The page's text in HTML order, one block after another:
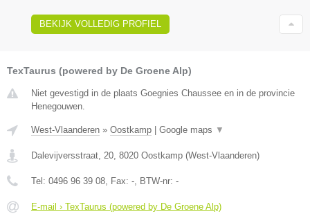
BEKIJK VOLLEDIG PROFIEL
TexTaurus (powered by De Groene Alp)
Niet gevestigd in de plaats Goegnies Chaussee en in de provincie
Henegouwen.
West-Vlaanderen » Oostkamp | Google maps ▼
Dalevijversstraat, 20 8020 Oostkamp (West-Vlaanderen)
Tel: 0496 96 39 08 , Fax: - , BTW-nr: -
E-mail › TexTaurus (powered by De Groene Alp)